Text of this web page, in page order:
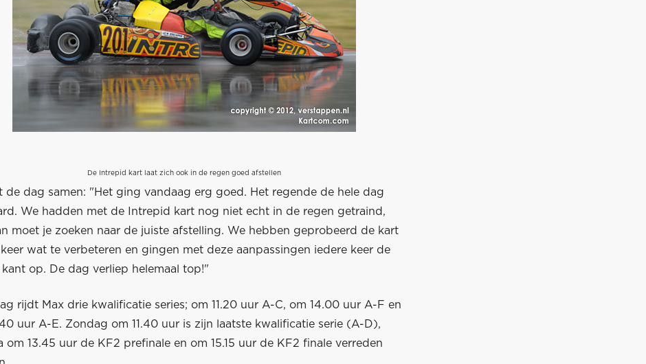
De Intrepid kart laat zich ook in de regen goed afstellen
de dag samen: "Het ging vandaag erg goed. Het regende de hele dag
We hadden met de Intrepid kart nog niet echt in de regen getraind,
moet je zoeken naar de juiste afstelling. We hebben geprobeerd de kart
wat te verbeteren en gingen met deze aanpassingen iedere keer de
op. De dag verliep helemaal top!"
rijdt Max drie kwalificatie series; om 11.20 uur A-C, om 14.00 uur A-F en
uur A-E. Zondag om 11.40 uur is zijn laatste kwalificatie serie (A-D),
om 13.45 uur de KF2 prefinale en om 15.15 uur de KF2 finale verreden